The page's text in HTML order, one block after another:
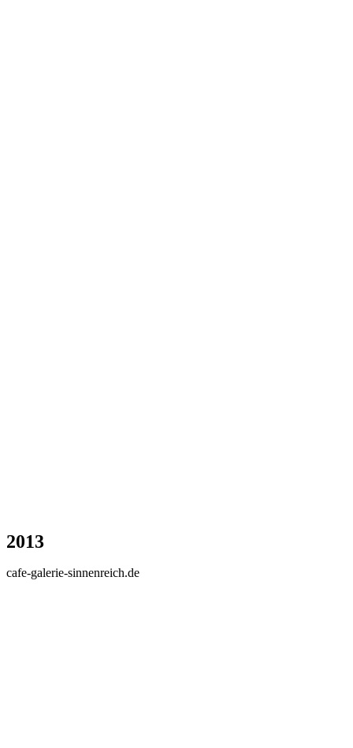
2013
cafe-galerie-sinnenreich.de